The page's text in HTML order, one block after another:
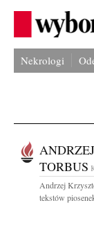
Nekrologi
TORBUS
Andrzej
tekstów